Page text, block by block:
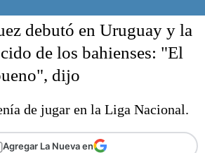
El mundo
Seguridad
Escenario Olímpico
Liga del Sur
Fútbol
debutó en Uruguay y la
de los bahienses: "El
dijo
de jugar en la Liga Nacional.
Agregar La Nueva en